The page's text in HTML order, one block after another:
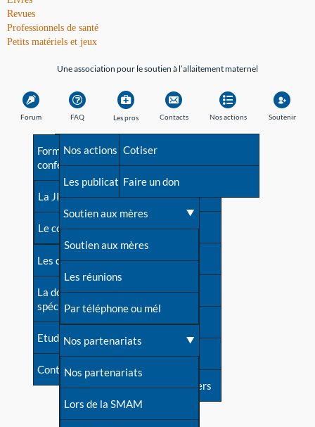
Revues
Professionnels de santé
Petits matériels et jeux
Une association pour le soutien à l’allaitement maternel
Forum FAQ
Avant la naissance
Les débuts
Une difficulté d'allaitement ?
Cas particuliers
Mythes et vérités
Devenir animatrice ?
Une question sur le site
Les pros
Formations et
conférences
La JIA
Le congrès
Les dossiers de l'allaitement
La documentation
spécialisée
Etudes récentes
Contact
Contacts
Besoin d'aide?
Répertoire de tous les
contacts
Contact presse
Dossier de presse
Soutenir LLL
Livre d'or
Forum
S'inscrire à nos newsletters
Nos actions
Nos actions
Les publications
Soutien aux mères
Soutien aux mères
Les réunions
Par téléphone ou mél
Nos partenariats
Nos partenariats
Lors de la SMAM
Soutenir
Cotiser
Faire un don